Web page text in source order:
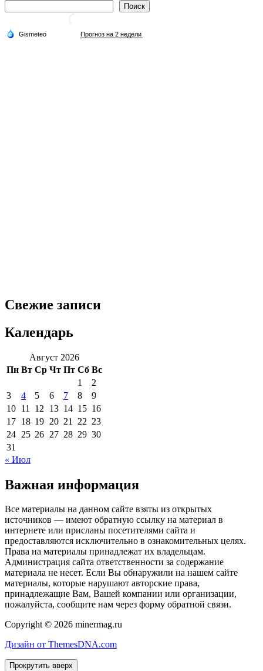
Поиск
Свежие записи
Календарь
Август 2026
Пн Вт Ср Чт Пт Сб Вс
1
2
3
4 5 6 7 8
9
10 11 12 13 14 15 16
17 18 19 20 21 22 23
24 25 26 27 28 29 30
31
« Июл
Важная информация
Все материалы на данном сайте взяты из открытых
источников — имеют обратную ссылку на материал в
интернете или присланы посетителями сайта и
предоставляются исключительно в ознакомительных целях.
Права на материалы принадлежат их владельцам.
Администрация сайта ответственности за содержание
материала не несет. Если Вы обнаружили на нашем сайте
материалы, которые нарушают авторские права,
принадлежащие Вам, Вашей компании или организации,
пожалуйста, сообщите нам через форму обратной связи.
Copyright © 2026 minermag.ru
Дизайн от ThemesDNA.com
Прокрутить вверх